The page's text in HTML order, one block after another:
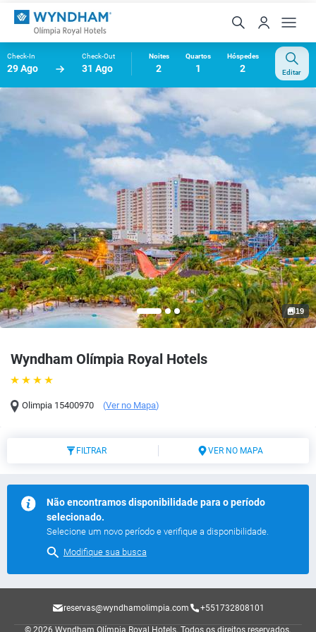
Check-In
29 Ago
Check-Out
31 Ago
Noites
2
Quartos
1
Hóspedes
2 Editar
Wyndham Olímpia Royal Hotels
Olimpia 15400970 (Ver no Mapa)
19
FILTRAR VER NO MAPA
Não encontramos disponibilidade para o período
selecionado.
Selecione um novo período e verifique a disponibilidade.
Modifique sua busca
reservas@wyndhamolimpia.com +551732808101
© 2026 Wyndham Olímpia Royal Hotels. Todos os direitos reservados.